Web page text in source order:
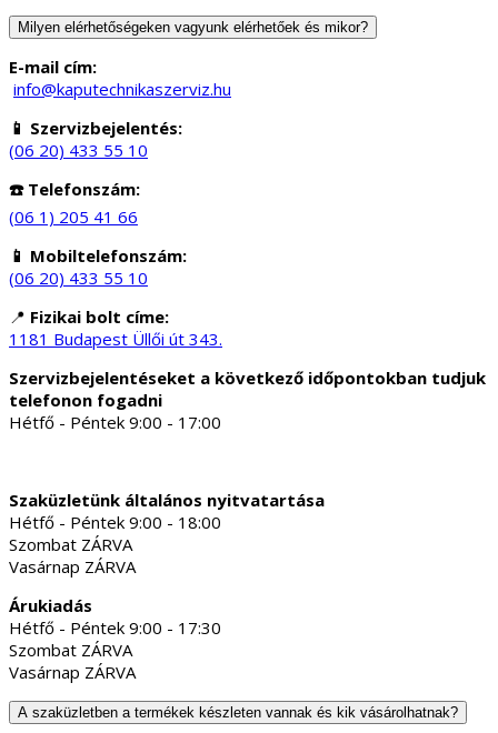
Milyen elérhetőségeken vagyunk elérhetőek és mikor?
E-mail cím:
info@kaputechnikaszerviz.hu
📱 Szervizbejelentés:
(06 20) 433 55 10
☎️ Telefonszám:
(06 1) 205 41 66
📱 Mobiltelefonszám:
(06 20) 433 55 10
📍 Fizikai bolt címe:
1181 Budapest Üllői út 343.
Szervizbejelentéseket a következő időpontokban tudjuk
telefonon fogadni
Hétfő - Péntek 9:00 - 17:00
Szaküzletünk általános nyitvatartása
Hétfő - Péntek 9:00 - 18:00
Szombat ZÁRVA
Vasárnap ZÁRVA
Árukiadás
Hétfő - Péntek 9:00 - 17:30
Szombat ZÁRVA
Vasárnap ZÁRVA
A szaküzletben a termékek készleten vannak és kik vásárolhatnak?